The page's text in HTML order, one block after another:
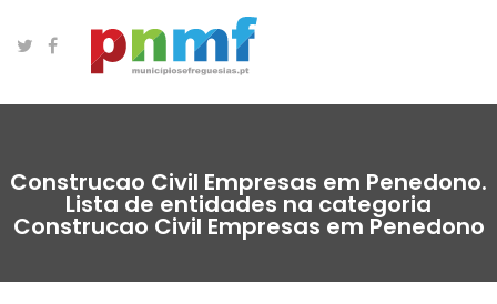
Construcao Civil Empresas em Penedono.
Lista de entidades na categoria
Construcao Civil Empresas em Penedono